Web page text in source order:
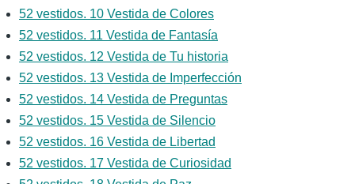
52 vestidos. 10 Vestida de Colores
52 vestidos. 11 Vestida de Fantasía
52 vestidos. 12 Vestida de Tu historia
52 vestidos. 13 Vestida de Imperfección
52 vestidos. 14 Vestida de Preguntas
52 vestidos. 15 Vestida de Silencio
52 vestidos. 16 Vestida de Libertad
52 vestidos. 17 Vestida de Curiosidad